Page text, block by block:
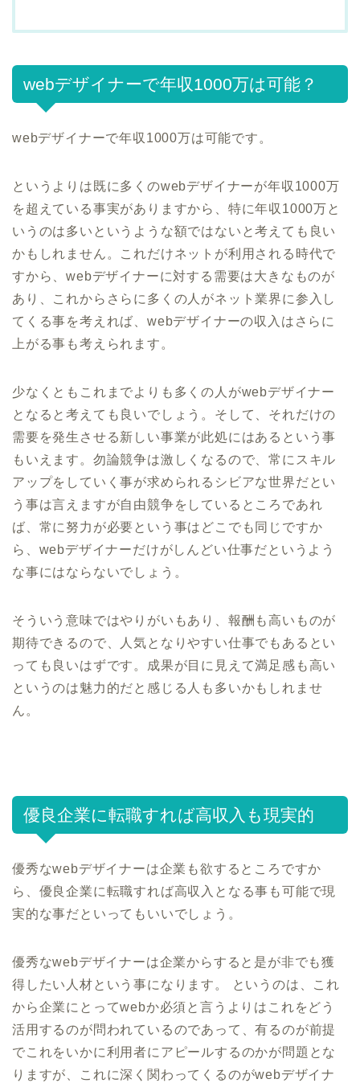
webデザイナーで年収1000万は可能？
webデザイナーで年収1000万は可能です。
というよりは既に多くのwebデザイナーが年収1000万
を超えている事実がありますから、特に年収1000万と
いうのは多いというような額ではないと考えても良い
かもしれません。これだけネットが利用される時代で
すから、webデザイナーに対する需要は大きなものが
あり、これからさらに多くの人がネット業界に参入し
てくる事を考えれば、webデザイナーの収入はさらに
上がる事も考えられます。
少なくともこれまでよりも多くの人がwebデザイナー
となると考えても良いでしょう。そして、それだけの
需要を発生させる新しい事業が此処にはあるという事
もいえます。勿論競争は激しくなるので、常にスキル
アップをしていく事が求められるシビアな世界だとい
う事は言えますが自由競争をしているところであれ
ば、常に努力が必要という事はどこでも同じですか
ら、webデザイナーだけがしんどい仕事だというよう
な事にはならないでしょう。
そういう意味ではやりがいもあり、報酬も高いものが
期待できるので、人気となりやすい仕事でもあるとい
っても良いはずです。成果が目に見えて満足感も高い
というのは魅力的だと感じる人も多いかもしれませ
ん。
優良企業に転職すれば高収入も現実的
優秀なwebデザイナーは企業も欲するところですか
ら、優良企業に転職すれば高収入となる事も可能で現
実的な事だといってもいいでしょう。
優秀なwebデザイナーは企業からすると是が非でも獲
得したい人材という事になります。 というのは、これ
から企業にとってwebか必須と言うよりはこれをどう
活用するのが問われているのであって、有るのが前提
でこれをいかに利用者にアピールするのかが問題とな
りますが、これに深く関わってくるのがwebデザイナ